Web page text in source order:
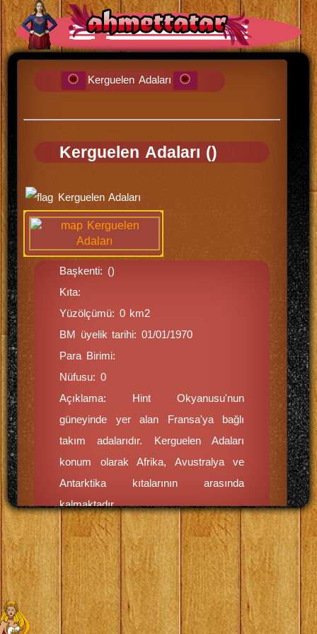
Kerguelen Adaları
Kerguelen Adaları ()
Başkenti: ()
Kıta:
Yüzölçümü: 0 km2
BM üyelik tarihi: 01/01/1970
Para Birimi:
Nüfusu: 0
Açıklama: Hint Okyanusu'nun
güneyinde yer alan Fransa'ya bağlı
takım adalarıdır. Kerguelen Adaları
konum olarak Afrika, Avustralya ve
Antarktika kıtalarının arasında
kalmaktadır.
Ahmet TATAR